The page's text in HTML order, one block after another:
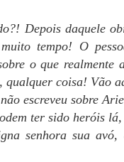
Depois daquele
tempo! O
o que
qualquer coisa! Vão
escreveu sobre
ter sido heróis
senhora sua
livro, tais como ISBN,
de vocês, o texto de
NÚMERO 11
pessoal!
tenho boas notícias: a
dessa vez estava
e, apesar de sua boa